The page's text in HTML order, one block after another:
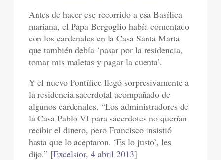
Antes de hacer ese recorrido a esa Basílica
mariana, el Papa Bergoglio había comentado
con los cardenales en la Casa Santa Marta
que también debía ‘pasar por la residencia,
tomar mis maletas y pagar la cuenta’.
Y el nuevo Pontífice llegó sorpresivamente a
la residencia sacerdotal acompañado de
algunos cardenales. “Los administradores de
la Casa Pablo VI para sacerdotes no querían
recibir el dinero, pero Francisco insistió
hasta que lo aceptaron. ‘Es lo justo’, les
dijo.” [Excelsior, 4 abril 2013]